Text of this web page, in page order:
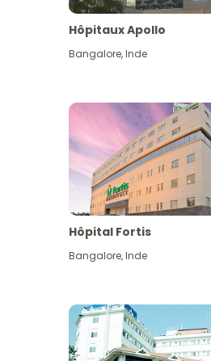
Hôpitaux Apollo
Bangalore,Inde
Hôpital Fortis
Bangalore,Inde